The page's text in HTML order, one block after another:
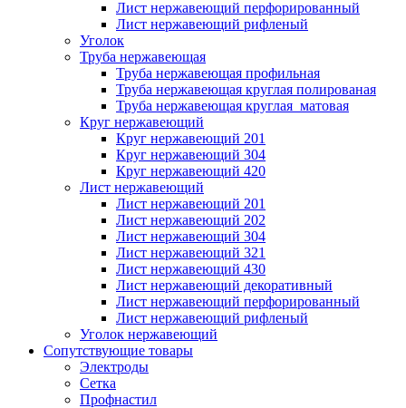
Лист нержавеющий перфорированный
Лист нержавеющий рифленый
Уголок
Труба нержавеющая
Труба нержавеющая профильная
Труба нержавеющая круглая полированая
Труба нержавеющая круглая матовая
Круг нержавеющий
Круг нержавеющий 201
Круг нержавеющий 304
Круг нержавеющий 420
Лист нержавеющий
Лист нержавеющий 201
Лист нержавеющий 202
Лист нержавеющий 304
Лист нержавеющий 321
Лист нержавеющий 430
Лист нержавеющий декоративный
Лист нержавеющий перфорированный
Лист нержавеющий рифленый
Уголок нержавеющий
Cопутствующие товары
Электроды
Сетка
Профнастил